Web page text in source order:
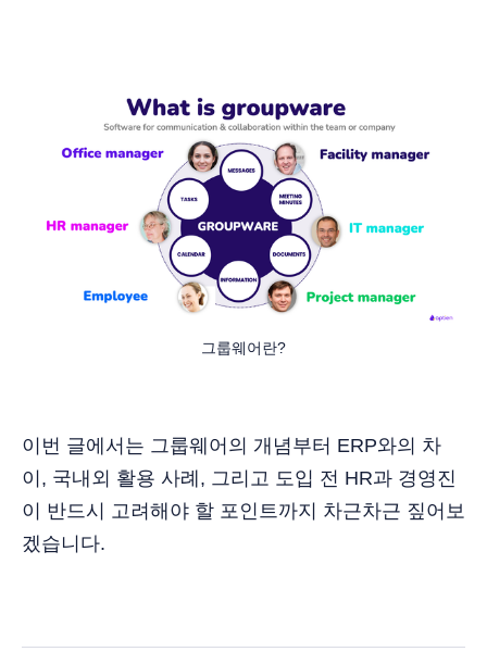
그룹웨어란?
이번 글에서는 그룹웨어의 개념부터 ERP와의 차
이, 국내외 활용 사례, 그리고 도입 전 HR과 경영진
이 반드시 고려해야 할 포인트까지 차근차근 짚어보
겠습니다.